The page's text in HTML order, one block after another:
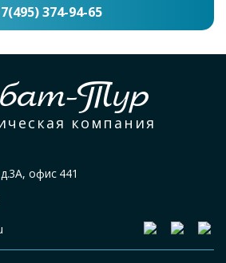
374-94-65
Тур
компания
офис 441